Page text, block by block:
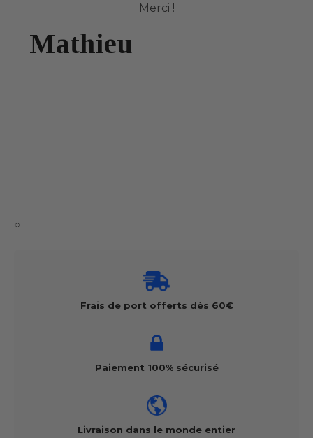
Merci !
Mathieu
‹›
Frais de port offerts dès 60€
Paiement 100% sécurisé
Livraison dans le monde entier